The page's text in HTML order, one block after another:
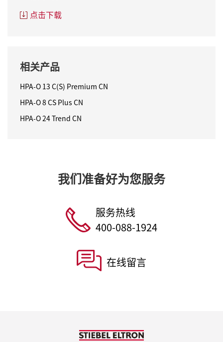
点击下载
相关产品
HPA-O 13 C(S) Premium CN
HPA-O 8 CS Plus CN
HPA-O 24 Trend CN
我们准备好为您服务
服务热线
400-088-1924
在线留言